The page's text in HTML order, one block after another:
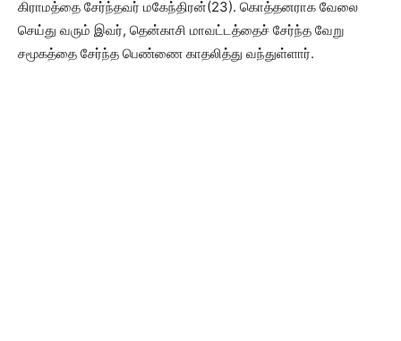
கிராமத்தை சேர்ந்தவர் மகேந்திரன்(23). கொத்தனராக வேலை
செய்து வரும் இவர், தென்காசி மாவட்டத்தைச் சேர்ந்த வேறு
சமூகத்தை சேர்ந்த பெண்ணை காதலித்து வந்துள்ளார்.